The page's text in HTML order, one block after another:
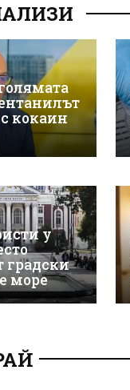
кокаин
у
градски
море